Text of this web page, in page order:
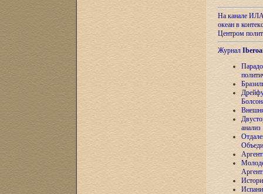
На канале
океан в
Центром
Журнал
анализ